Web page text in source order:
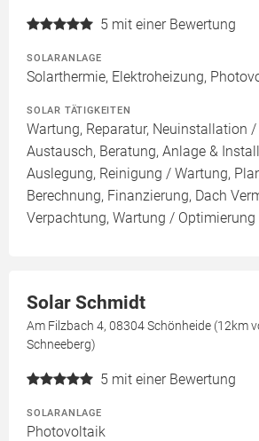
5 mit einer Bewertung
SOLARANLAGE
Solarthermie, Elektroheizung,
SOLAR TÄTIGKEITEN
Wartung, Reparatur, Neuinstallation /
Austausch, Beratung, Anlage &
Auslegung, Reinigung / Wartung,
Berechnung, Finanzierung, Dach
Verpachtung, Wartung / Optimierung
Solar Schmidt
Am Filzbach 4, 08304 Schönheide (12km
Schneeberg)
5 mit einer Bewertung
SOLARANLAGE
Photovoltaik